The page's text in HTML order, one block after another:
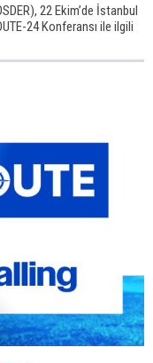
22 Ekim’de İstanbul
24 Konferansı ile ilgili